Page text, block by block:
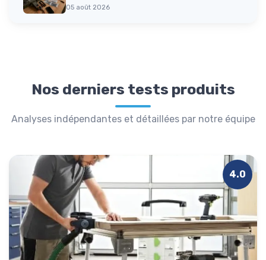
05 août 2026
Nos derniers tests produits
Analyses indépendantes et détaillées par notre équipe
4.0